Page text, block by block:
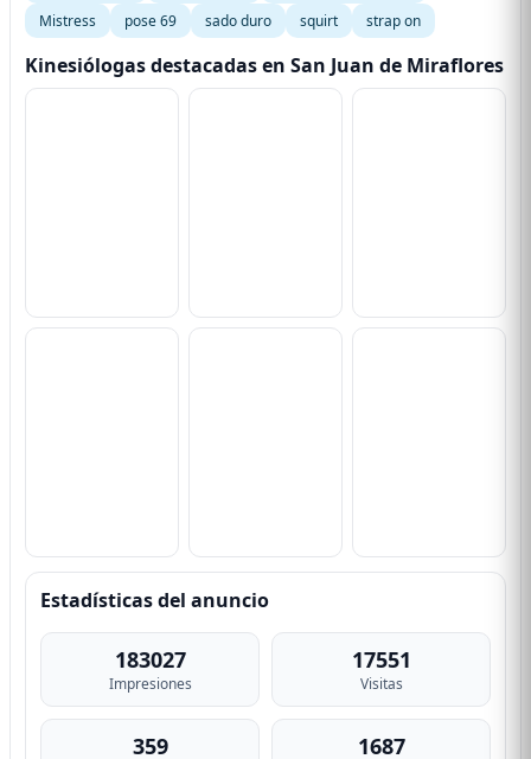
Mistress
pose 69 sado duro squirt strap on
Kinesiólogas destacadas en San Juan de Miraflores
Estadísticas del anuncio
183027
Impresiones
17551
Visitas
359 1687